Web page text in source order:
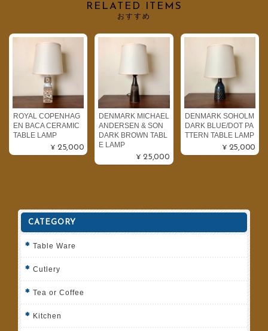
RELATED ITEMS
おすすめ
ROYAL COPENHAG
EN BACA CERAMIC
TABLE LAMP
¥25,000
DENMARK MICHAEL
ANDERSEN & SON
DARK BROWN TABL
E LAMP
¥25,000
DENMARK SOHOLM
DARK BLUE/DOT PA
TTERN TABLE LAMP
¥25,000
CATEGORY
Table Ware
Cutlery
Tea or Coffee
Kitchen